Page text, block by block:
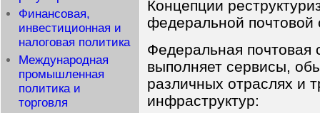
Финансовая,
инвестиционная и
налоговая политика
Международная
промышленная
политика и
торговля
Концепции
федеральной почтовой
Федеральная почтовая
выполняет сервисы,
различных отраслях и
инфраструктур: